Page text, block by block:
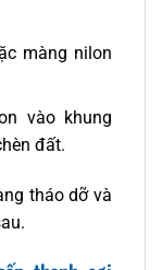
màng nilon
vào khung
đất.
tháo dỡ và